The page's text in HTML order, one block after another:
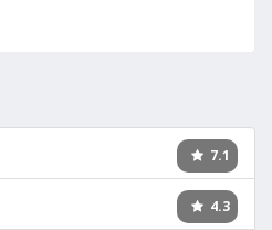
7.1
4.3